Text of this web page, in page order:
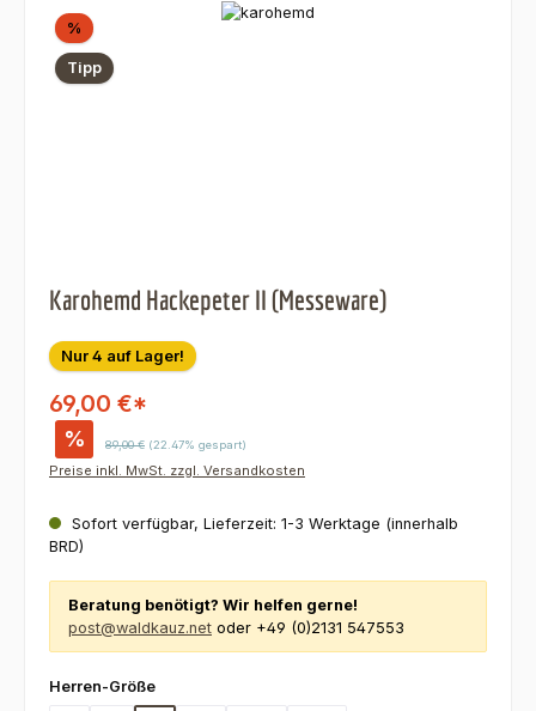
Bildergalerie überspringen
% Rabatt
Tipp
Karohemd Hackepeter II (Messeware)
Nur 4 auf Lager!
69,00 €*
% Regulärer Preis:
89,00 € (22.47% gespart)
Preise inkl. MwSt. zzgl. Versandkosten
Sofort verfügbar, Lieferzeit: 1-3 Werktage (innerhalb
BRD)
Beratung benötigt? Wir helfen gerne!
post@waldkauz.net oder +49 (0)2131 547553
Herren-Größeauswählen